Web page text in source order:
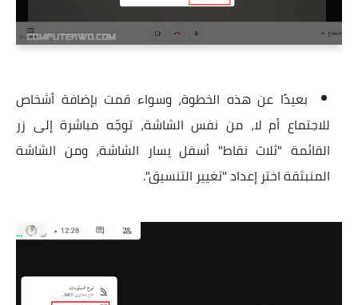
بعيدًا عن هذه الخطوة، وسواء قمت بإضافة أشخاص
للاجتماع أم لا، من نفس الشاشة، توجّه مباشرة إلى زر
القائمة "ثلاث نقاط" أسفل يسار الشاشة، ومن الشاشة
المنبثقة اختر إعداد "تغيير التنسيق".